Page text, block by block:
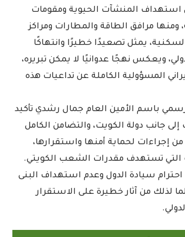
استهداف المنشآت الحيوية ومقومات
ومنها مرافق الطاقة والمطارات ومراكز
يمثل تصعيدًا خطيرًا وانتهاكًا
ويعكس نهجًا عدوانيًا لا يمكن تبريره،
المسؤولية الكاملة عن تداعيات هذه
باسم الأمين العام جمال رشدي تأكيد
إلى جانب دولة الكويت، والتضامن الكامل
إجراءات لحماية أمنها واستقرارها،
التي تستهدف مقدرات الشعب الكويتي.
سيادة الدول وعدم استهداف البنى
لما لذلك من آثار خطيرة على الاستقرار